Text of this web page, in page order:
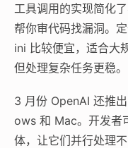
工具调用的实现简化
帮你审代码找漏洞。
ini 比较便宜，适合大
但处理复杂任务更稳。
3 月份 OpenAI 还推
ows 和 Mac。开发者
体，让它们并行处理